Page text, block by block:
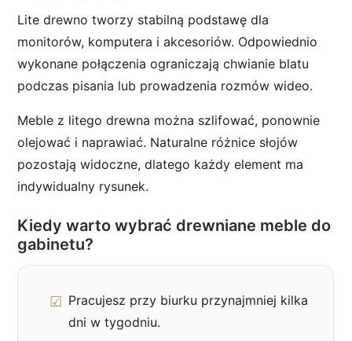
Lite drewno tworzy stabilną podstawę dla
monitorów, komputera i akcesoriów. Odpowiednio
wykonane połączenia ograniczają chwianie blatu
podczas pisania lub prowadzenia rozmów wideo.
Meble z litego drewna można szlifować, ponownie
olejować i naprawiać. Naturalne różnice słojów
pozostają widoczne, dlatego każdy element ma
indywidualny rysunek.
Kiedy warto wybrać drewniane meble do
gabinetu?
Pracujesz przy biurku przynajmniej kilka
dni w tygodniu.